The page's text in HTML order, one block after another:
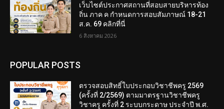
เว็บไซต์ประกาศสถานที่สอบสายบริหารท้อง
ถิ่น ภาค ค กำหนดการสอบสัมภาษณ์ 18-21
ส.ค. 69 คลิกที่นี่
6 สิงหาคม 2026
POPULAR POSTS
ตรวจสอบสิทธิ์ใบประกอบวิชาชีพครู 2569
(ครั้งที่ 2/2569) ตามมาตรฐานวิชาชีพครู
วิชาครู ครั้งที่ 2 ระบบกระดาษ ประจำปี พ.ศ.